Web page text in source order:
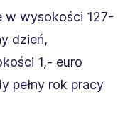
w wysokości 127-
dzień,
1,- euro
pełny rok pracy